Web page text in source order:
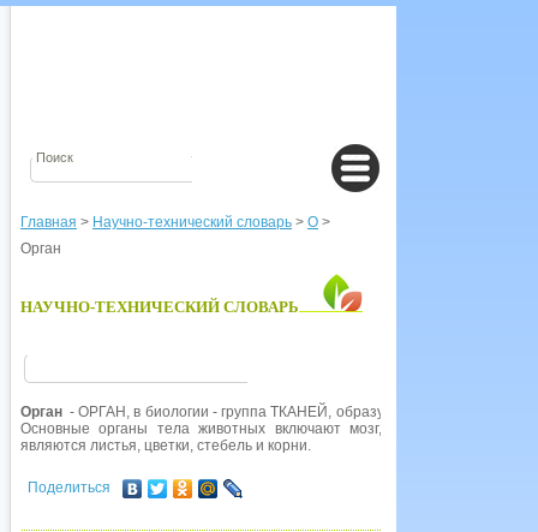
Главная > Научно-технический словарь > О >
Орган
НАУЧНО-ТЕХНИЧЕСКИЙ СЛОВАРЬ
Орган - ОРГАН, в биологии - группа ТКАНЕЙ, образующая
Основные органы тела животных включают мозг, сердце, легкие,
являются листья, цветки, стебель и корни.
Поделиться